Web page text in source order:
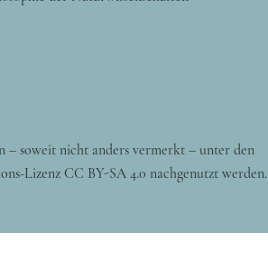
– soweit nicht anders vermerkt – unter den
Lizenz CC BY-SA 4.0 nachgenutzt werden.